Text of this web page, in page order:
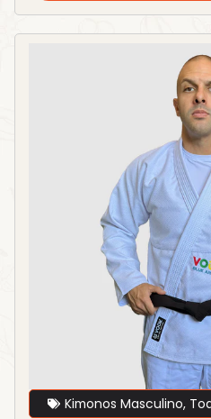
Kimonos Masculino,